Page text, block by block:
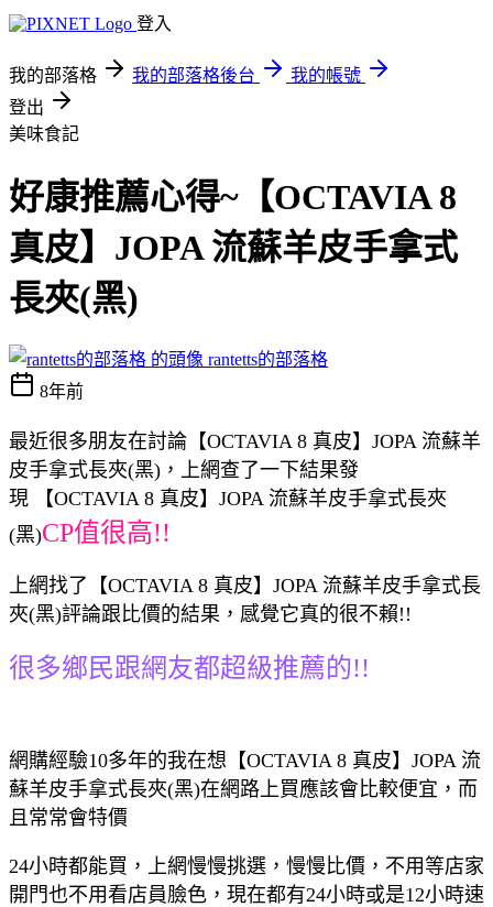
登入
我的部落格 我的部落格後台
我的帳號
登出
美味食記
好康推薦心得~【OCTAVIA 8
真皮】JOPA 流蘇羊皮手拿式
長夾(黑)
rantetts的部落格
8年前
最近很多朋友在討論【OCTAVIA 8 真皮】JOPA 流蘇羊
皮手拿式長夾(黑)，上網查了一下結果發
現 【OCTAVIA 8 真皮】JOPA 流蘇羊皮手拿式長夾
(黑)CP值很高!!
上網找了【OCTAVIA 8 真皮】JOPA 流蘇羊皮手拿式長
夾(黑)評論跟比價的結果，感覺它真的很不賴!!
很多鄉民跟網友都超級推薦的!!
網購經驗10多年的我在想【OCTAVIA 8 真皮】JOPA 流
蘇羊皮手拿式長夾(黑)在網路上買應該會比較便宜，而
且常常會特價
24小時都能買，上網慢慢挑選，慢慢比價，不用等店家
開門也不用看店員臉色，現在都有24小時或是12小時速